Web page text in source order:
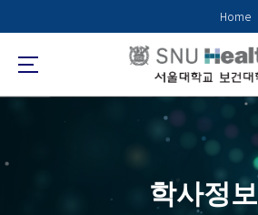
로
메
Home
학사정보